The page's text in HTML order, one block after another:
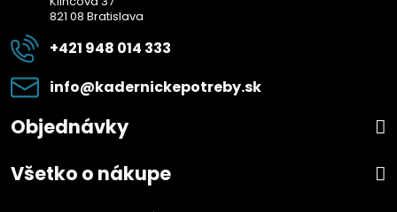
821 08 Bratislava
+421 948 014 333
info​@kadernickepotreby​.sk
Objednávky
Všetko o nákupe